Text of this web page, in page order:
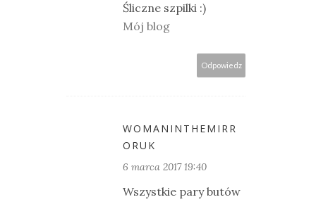
Śliczne szpilki :)
Mój blog
Odpowiedz
WOMANINTHEMIRR
ORUK
6 marca 2017 19:40
Wszystkie pary butów